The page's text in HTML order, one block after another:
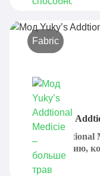
Fabric
Мод Yuky’s
Yuky's Addtional
модификацию,
процесс...